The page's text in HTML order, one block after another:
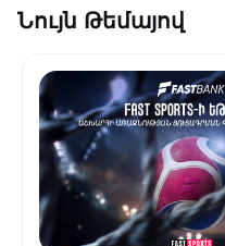
Նույն Թեմայով